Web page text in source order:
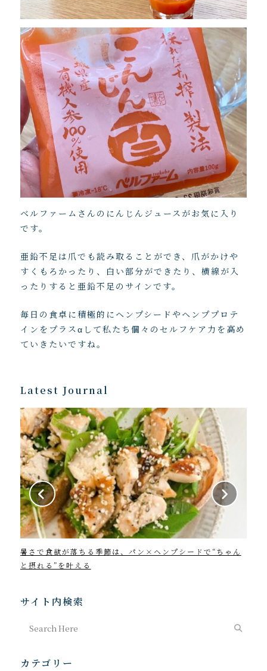
ベルファームさんのにんじんジュースがお気に入り
です。
亜鉛不足は爪でも読み取ることができ、爪がかけや
すくもろかったり、白い部分ができたり、横線が入
ったりすると亜鉛不足のサインです。
毎日の食卓に積極的にヘンプシードやヘンププロテ
インをプラスαして私たち個々のセルフケア力を高め
ていきたいですね。
Latest Journal
暑さで食欲が落ちる季節は、パン×ヘンプシードで“ちゃん
と摂れる”を叶える
サイト内検索
カテゴリー